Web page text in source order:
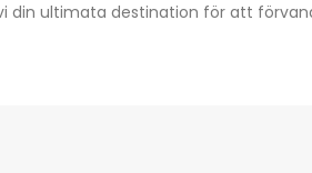
din ultimata destination för att